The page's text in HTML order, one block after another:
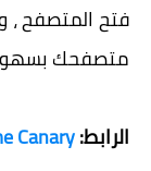
فتح المتصفح
متصفحك
الرابط:Canary